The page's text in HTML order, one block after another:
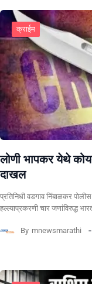
क्राईम
लोणी भापकर येथे
दाखल
प्रतिनिधी वडगाव निंबाळकर
हल्ल्याप्रकरणी चार जणांविरुद्ध
By mnewsmarathi